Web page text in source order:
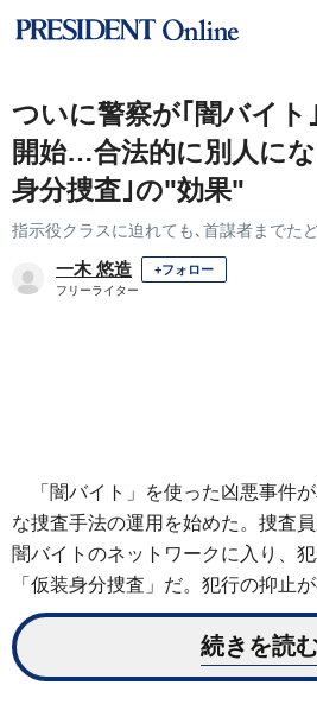
ついに警察が｢闇バイト
開始…合法的に別人に
身分捜査｣の"効果"
指示役クラスに迫れても､首謀者までた
一木 悠造 +フォロー
フリーライター
「闇バイト」を使った凶悪事件
な捜査手法の運用を始めた。捜査
闇バイトのネットワークに入り、
「仮装身分捜査」だ。犯行の抑止
続きを読